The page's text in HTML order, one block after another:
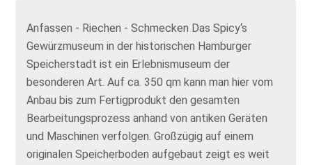
Anfassen - Riechen - Schmecken Das Spicy‘s
Gewürzmuseum in der historischen Hamburger
Speicherstadt ist ein Erlebnismuseum der
besonderen Art. Auf ca. 350 qm kann man hier vom
Anbau bis zum Fertigprodukt den gesamten
Bearbeitungsprozess anhand von antiken Geräten
und Maschinen verfolgen. Großzügig auf einem
originalen Speicherboden aufgebaut zeigt es weit